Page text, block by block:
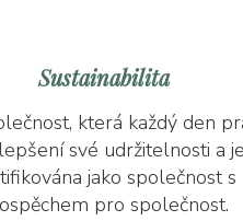
Sustainabilita
která každý den
své udržitelnosti a je
jako společnost s
pro společnost.